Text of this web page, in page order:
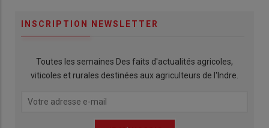
INSCRIPTION NEWSLETTER
Toutes les semaines Des faits d'actualités agricoles,
viticoles et rurales destinées aux agriculteurs de l'Indre.